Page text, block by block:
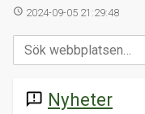
access_time 2024-09-05 21:29:48
announcement Nyheter